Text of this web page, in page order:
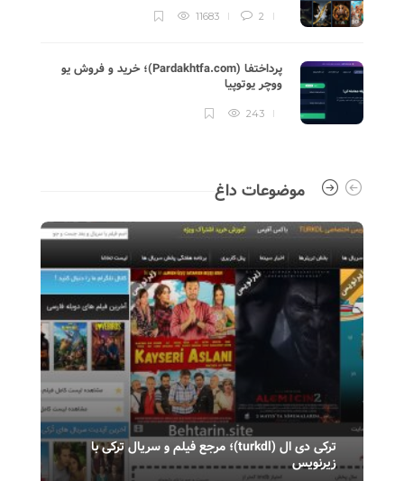
2
11683
پرداختفا (Pardakhtfa.com)؛ خرید و فروش یو
ووچر یوتوپیا
243
موضوعات داغ
ترکی دی ال (turkdl)؛ مرجع فیلم و سریال ترکی با
زیرنویس